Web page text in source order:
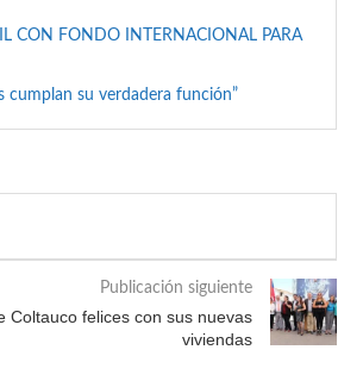
CON FONDO INTERNACIONAL PARA
cumplan su verdadera función”
Publicación siguiente
Coltauco felices con sus nuevas
viviendas